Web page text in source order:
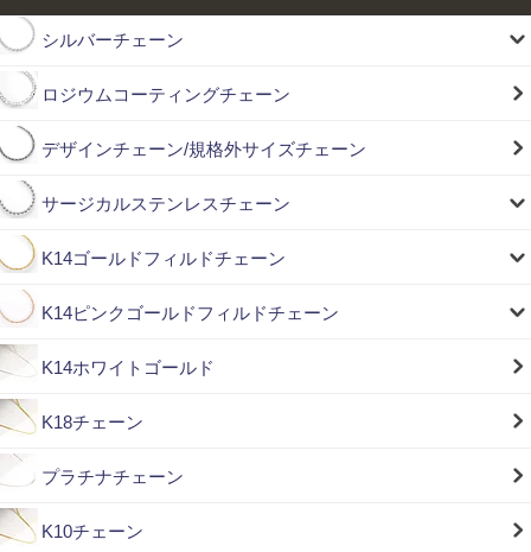
シルバーチェーン
ロジウムコーティングチェーン
デザインチェーン/規格外サイズチェーン
サージカルステンレスチェーン
K14ゴールドフィルドチェーン
K14ピンクゴールドフィルドチェーン
K14ホワイトゴールド
K18チェーン
プラチナチェーン
K10チェーン